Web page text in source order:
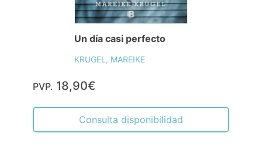
Un día casi perfecto
KRUGEL, MAREIKE
PVP. 18,90€
Consulta disponibilidad